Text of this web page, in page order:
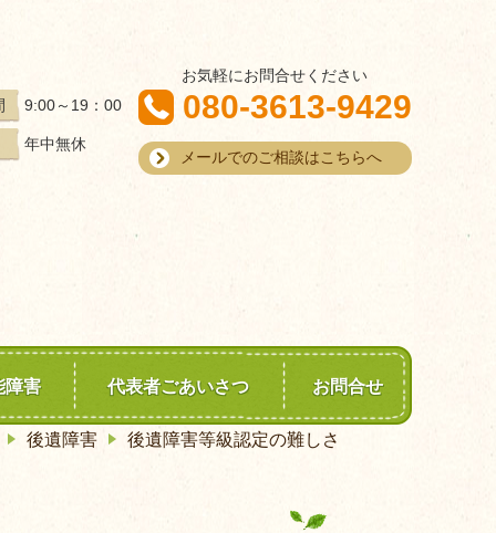
9:00～19：00
年中無休
お気軽にお問合せください
080-3613-9429
メールでのご相談はこちらへ
障害 代表者ごあいさつ お問合せ
後遺障害 後遺障害等級認定の難しさ